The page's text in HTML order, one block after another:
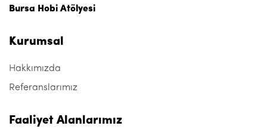
Bursa Hobi Atölyesi
Kurumsal
Hakkımızda
Referanslarımız
Faaliyet Alanlarımız